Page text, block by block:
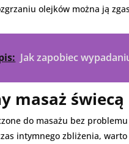
olejków można ją
Jak zapobiec
masaż świecą
do masażu bez
intymnego zbliżenia,